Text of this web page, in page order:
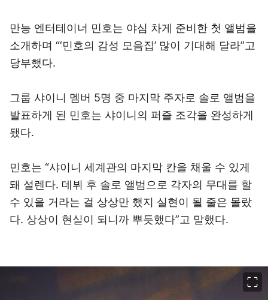
만능 엔터테이너 민호는 야심 차게 준비한 첫 앨범을
소개하며 “‘민호의 감성 모음집’ 많이 기대해 달라”고
당부했다.
그룹 샤이니 멤버 5명 중 마지막 주자로 솔로 앨범을
발표하게 된 민호는 샤이니의 퍼즐 조각을 완성하게
됐다.
민호는 “샤이니 세계관의 마지막 칸을 채울 수 있게
돼 설렌다. 데뷔 후 솔로 앨범으로 각자의 무대를 할
수 있을 거라는 걸 상상만 했지 실현이 될 줄은 몰랐
다. 상상이 현실이 되니까 뿌듯했다”고 말했다.